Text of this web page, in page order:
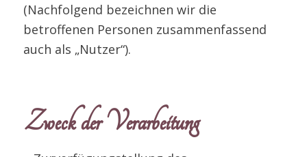
(Nachfolgend bezeichnen wir die
betroffenen Personen zusammenfassend
auch als „Nutzer“).
Zweck der Verarbeitung